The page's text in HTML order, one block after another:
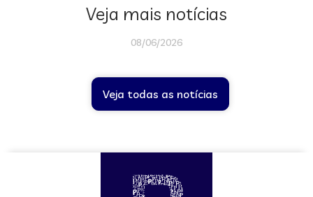
Veja mais notícias
08/06/2026
Veja todas as notícias